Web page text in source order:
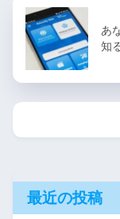
あ
知
最近の投稿